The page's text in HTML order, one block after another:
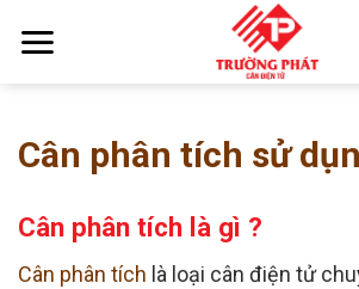
Cân phân tích sử
Cân phân tích là gì ?
Cân phân tích là loại cân điện tử